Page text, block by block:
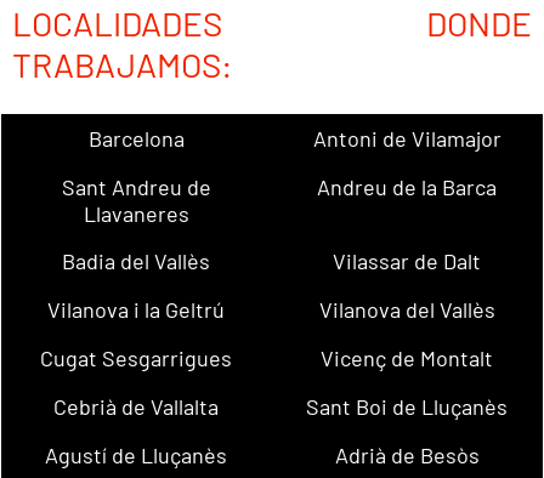
LOCALIDADES DONDE
TRABAJAMOS:
Barcelona
Antoni de Vilamajor
Sant Andreu de
Llavaneres
Andreu de la Barca
Badia del Vallès
Vilassar de Dalt
Vilanova i la Geltrú
Vilanova del Vallès
Cugat Sesgarrigues
Vicenç de Montalt
Cebrià de Vallalta
Sant Boi de Lluçanès
Agustí de Lluçanès
Adrià de Besòs